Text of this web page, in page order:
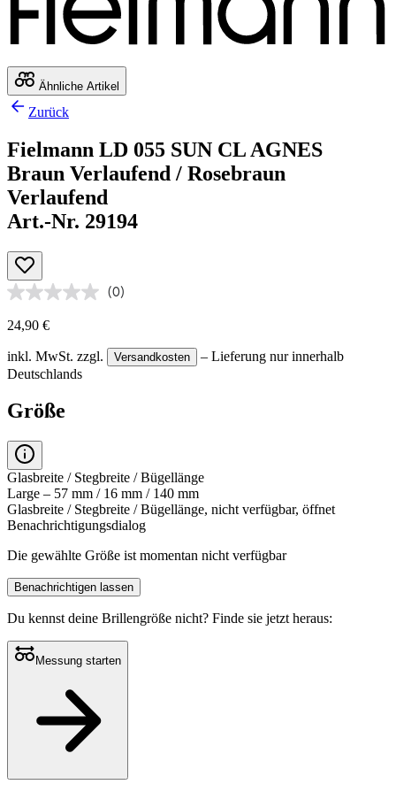
Ähnliche Artikel
Zurück
Fielmann LD 055 SUN CL AGNES
Braun Verlaufend / Rosebraun
Verlaufend
Art.-Nr. 29194
(0)
24,90 €
inkl. MwSt. zzgl. Versandkosten
– Lieferung nur innerhalb
Deutschlands
Größe
Glasbreite / Stegbreite / Bügellänge
Large – 57 mm / 16 mm / 140 mm
Glasbreite / Stegbreite / Bügellänge, nicht verfügbar, öffnet
Benachrichtigungsdialog
Die gewählte Größe ist momentan nicht verfügbar
Benachrichtigen lassen
Du kennst deine Brillengröße nicht? Finde sie jetzt heraus:
Messung starten